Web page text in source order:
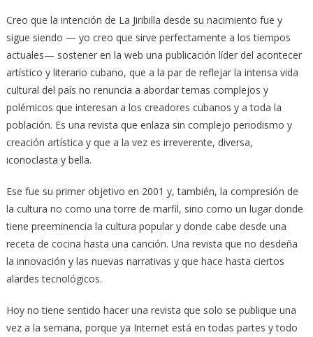
Creo que la intención de La Jiribilla desde su nacimiento fue y
sigue siendo — yo creo que sirve perfectamente a los tiempos
actuales— sostener en la web una publicación líder del acontecer
artístico y literario cubano, que a la par de reflejar la intensa vida
cultural del país no renuncia a abordar temas complejos y
polémicos que interesan a los creadores cubanos y a toda la
población. Es una revista que enlaza sin complejo periodismo y
creación artística y que a la vez es irreverente, diversa,
iconoclasta y bella.
Ese fue su primer objetivo en 2001 y, también, la compresión de
la cultura no como una torre de marfil, sino como un lugar donde
tiene preeminencia la cultura popular y donde cabe desde una
receta de cocina hasta una canción. Una revista que no desdeña
la innovación y las nuevas narrativas y que hace hasta ciertos
alardes tecnológicos.
Hoy no tiene sentido hacer una revista que solo se publique una
vez a la semana, porque ya Internet está en todas partes y todo